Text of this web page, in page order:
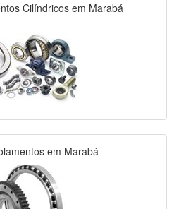
Cilíndricos em Marabá
em Marabá